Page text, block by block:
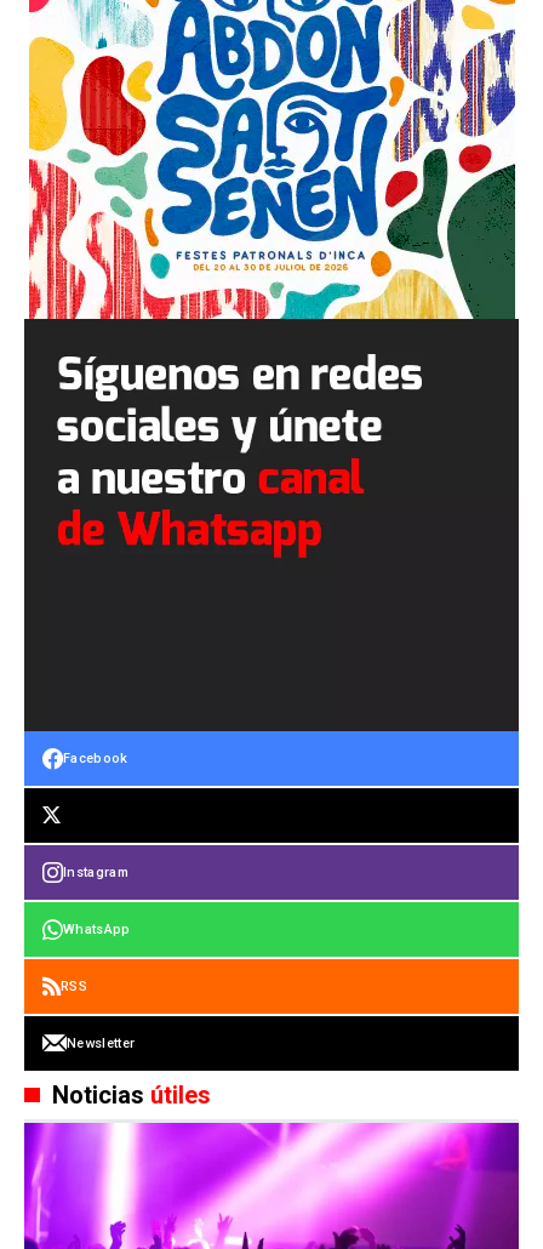
Facebook
Instagram
WhatsApp
RSS
Newsletter
Noticias útiles